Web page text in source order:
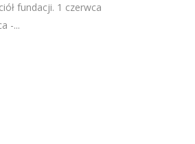
fundacji. 1 czerwca
-...